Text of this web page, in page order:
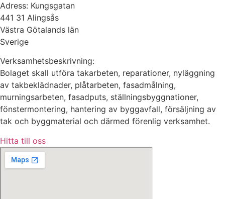
Adress: Kungsgatan
441 31 Alingsås
Västra Götalands län
Sverige
Verksamhetsbeskrivning:
Bolaget skall utföra takarbeten, reparationer, nyläggning
av takbeklädnader, plåtarbeten, fasadmålning,
murningsarbeten, fasadputs, ställningsbyggnationer,
fönstermontering, hantering av byggavfall, försäljning av
tak och byggmaterial och därmed förenlig verksamhet.
Hitta till oss